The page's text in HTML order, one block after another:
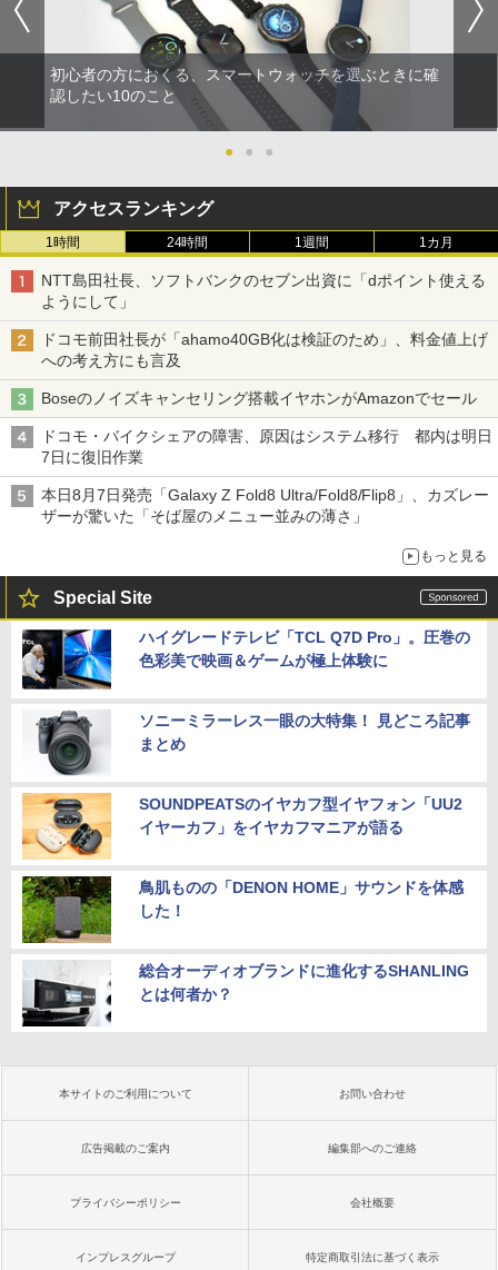
初心者の方におくる、スマートウォッチを選ぶときに確
認したい10のこと
● ● ●
アクセスランキング
1時間 24時間 1週間 1カ月
NTT島田社長、ソフトバンクのセブン出資に「dポイント使える
ようにして」
ドコモ前田社長が「ahamo40GB化は検証のため」、料金値上げ
への考え方にも言及
Boseのノイズキャンセリング搭載イヤホンがAmazonでセール
ドコモ・バイクシェアの障害、原因はシステム移行 都内は明日
7日に復旧作業
本日8月7日発売「Galaxy Z Fold8 Ultra/Fold8/Flip8」、カズレー
ザーが驚いた「そば屋のメニュー並みの薄さ」
もっと見る
Special Site
ハイグレードテレビ「TCL Q7D Pro」。圧巻の
色彩美で映画＆ゲームが極上体験に
ソニーミラーレス一眼の大特集！ 見どころ記事
まとめ
SOUNDPEATSのイヤカフ型イヤフォン「UU2
イヤーカフ」をイヤカフマニアが語る
鳥肌ものの「DENON HOME」サウンドを体感
した！
総合オーディオブランドに進化するSHANLING
とは何者か？
本サイトのご利用について お問い合わせ
広告掲載のご案内 編集部へのご連絡
プライバシーポリシー 会社概要
インプレスグループ 特定商取引法に基づく表示